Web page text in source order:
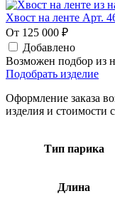
Хвост на ленте Арт.
От 125 000 ₽
Добавлено
Возможен подбор из
Подобрать изделие
Оформление заказа
изделия и стоимости
Тип парика
Длина